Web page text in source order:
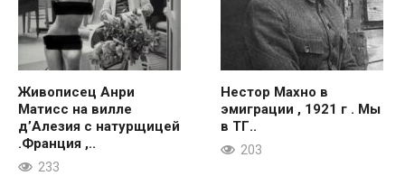
Живописец Анри
Матисс на вилле
д’Алезия с натурщицей
.Франция ,..
233
Нестор Махно в
эмиграции , 1921 г . Мы
в ТГ..
203